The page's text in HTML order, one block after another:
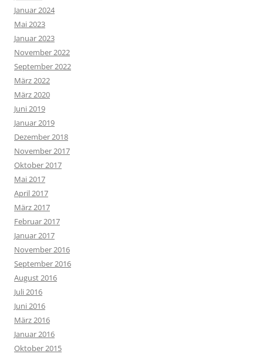
Januar 2024
Mai 2023
Januar 2023
November 2022
September 2022
März 2022
März 2020
Juni 2019
Januar 2019
Dezember 2018
November 2017
Oktober 2017
Mai 2017
April 2017
März 2017
Februar 2017
Januar 2017
November 2016
September 2016
August 2016
Juli 2016
Juni 2016
März 2016
Januar 2016
Oktober 2015